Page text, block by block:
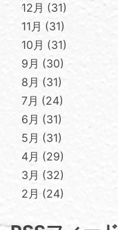
12月
31
11月
31
10月
31
9月
30
8月
31
7月
24
6月
31
5月
31
4月
29
3月
32
2月
24